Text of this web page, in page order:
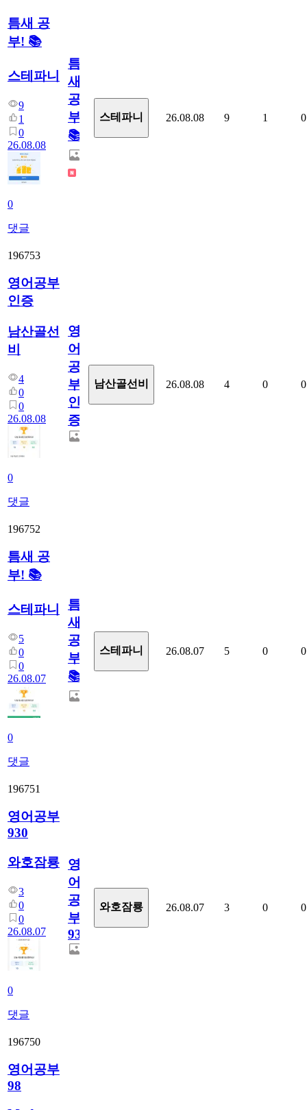
틈새 공
부! 📚
스테파니
9
1
0
26.08.08
0
댓글
틈
새
공
부!
📚
스테파니 26.08.08 9 1 0
196753
영어공부
인증
남산골선
비
4
0
0
26.08.08
0
댓글
영
어
공
부
인
증
남산골선비 26.08.08 4 0 0
196752
틈새 공
부! 📚
스테파니
5
0
0
26.08.07
0
댓글
틈
새
공
부!
📚
스테파니 26.08.07 5 0 0
196751
영어공부
930
와호잠룡
3
0
0
26.08.07
0
댓글
영
어
공
부
930
와호잠룡 26.08.07 3 0 0
196750
영어공부
98